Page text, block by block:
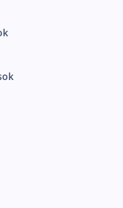
🛡
életbiztosítás